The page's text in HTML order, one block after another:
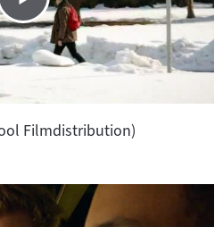
Filmdistribution)